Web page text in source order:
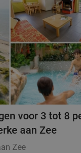
voor 3 tot 8
aan Zee
Zee